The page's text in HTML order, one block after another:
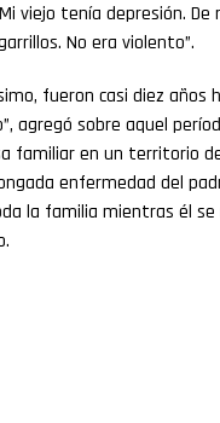
viejo tenía depresión. De
No era violento”.
fueron casi diez años
agregó sobre aquel
familiar en un territorio
enfermedad del
la familia mientras él se